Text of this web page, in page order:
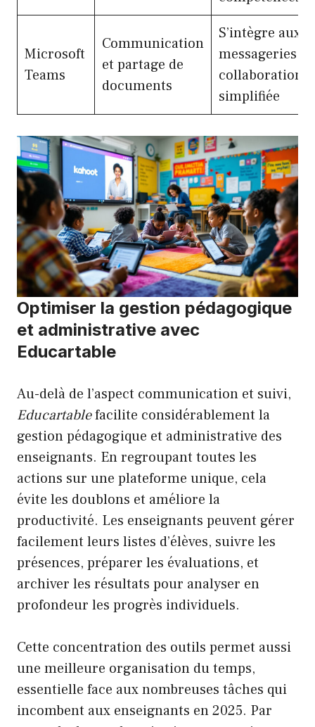
Microsoft
Teams
Communication
et partage de
documents
S’intègre aux
messageries
collaboration
simplifiée
Optimiser la gestion pédagogique
et administrative avec
Educartable
Au-delà de l’aspect communication et suivi,
Educartablefacilite considérablement la
gestion pédagogique et administrative des
enseignants. En regroupant toutes les
actions sur une plateforme unique, cela
évite les doublons et améliore la
productivité. Les enseignants peuvent gérer
facilement leurs listes d’élèves, suivre les
présences, préparer les évaluations, et
archiver les résultats pour analyser en
profondeur les progrès individuels.
Cette concentration des outils permet aussi
une meilleure organisation du temps,
essentielle face aux nombreuses tâches qui
incombent aux enseignants en 2025. Par